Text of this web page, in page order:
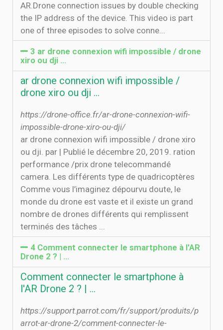
AR.Drone connection issues by double checking
the IP address of the device. This video is part
one of three episodes to solve conne...
3 ar drone connexion wifi impossible / drone
xiro ou dji ...
ar drone connexion wifi impossible /
drone xiro ou dji ...
https://drone-office.fr/ar-drone-connexion-wifi-
impossible-drone-xiro-ou-dji/
ar drone connexion wifi impossible / drone xiro
ou dji. par | Publié le décembre 20, 2019. ration
performance /prix drone telecommandé
camera. Les différents type de quadricoptères
Comme vous l’imaginez dépourvu doute, le
monde du drone est vaste et il existe un grand
nombre de drones différents qui remplissent
terminés des tâches ...
4 Comment connecter le smartphone à l'AR
Drone 2 ? | …
Comment connecter le smartphone à
l'AR Drone 2 ? | …
https://support.parrot.com/fr/support/produits/p
arrot-ar-drone-2/comment-connecter-le-